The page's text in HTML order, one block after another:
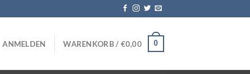
ANMELDEN WARENKORB / €0,00 0